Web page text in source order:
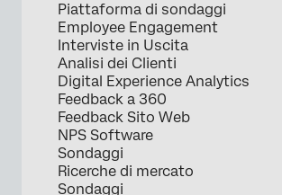
Piattaforma di sondaggi
Employee Engagement
Interviste in Uscita
Analisi dei Clienti
Digital Experience Analytics
Feedback a 360
Feedback Sito Web
NPS Software
Sondaggi
Ricerche di mercato
Sondaggi